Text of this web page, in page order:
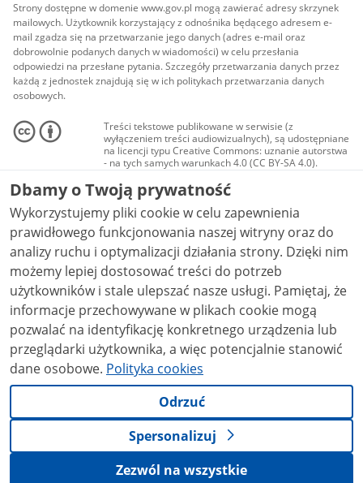
Strony dostępne w domenie www.gov.pl mogą zawierać adresy skrzynek
mailowych. Użytkownik korzystający z odnośnika będącego adresem e-
mail zgadza się na przetwarzanie jego danych (adres e-mail oraz
dobrowolnie podanych danych w wiadomości) w celu przesłania
odpowiedzi na przesłane pytania. Szczegóły przetwarzania danych przez
każdą z jednostek znajdują się w ich politykach przetwarzania danych
osobowych.
Treści tekstowe publikowane w serwisie (z
wyłączeniem treści audiowizualnych), są udostępniane
na licencji typu Creative Commons: uznanie autorstwa
- na tych samych warunkach 4.0 (CC BY-SA 4.0).
Materiały audiowizualne, w tym zdjęcia, materiały
audio i wideo, są udostępniane na licencji typu
Creative Commons: uznanie autorstwa użycie
niekomercyjne - bez utworów zależnych 4.0 (CC BY-
NC-ND 4.0), o ile nie jest to stwierdzone inaczej.
Dbamy o Twoją prywatność
Wykorzystujemy pliki cookie w celu zapewnienia
prawidłowego funkcjonowania naszej witryny oraz do
analizy ruchu i optymalizacji działania strony. Dzięki nim
możemy lepiej dostosować treści do potrzeb
użytkowników i stale ulepszać nasze usługi. Pamiętaj, że
informacje przechowywane w plikach cookie mogą
pozwalać na identyfikację konkretnego urządzenia lub
przeglądarki użytkownika, a więc potencjalnie stanowić
dane osobowe. Polityka cookies
Odrzuć
Spersonalizuj
Zezwól na wszystkie